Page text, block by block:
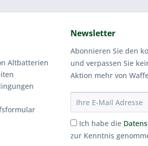
Altbatterien
Newsletter
Abonnieren Sie den
und verpassen Sie
Aktion mehr von
Ich habe die
zur Kenntnis